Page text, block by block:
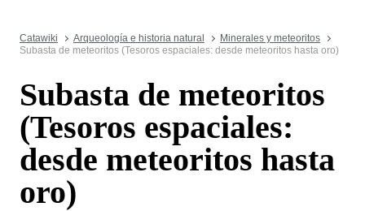
Catawiki Arqueología e historia natural
Minerales y meteoritos
Subasta de meteoritos (Tesoros espaciales: desde meteoritos hasta oro)
Subasta de meteoritos
(Tesoros espaciales:
desde meteoritos hasta
oro)